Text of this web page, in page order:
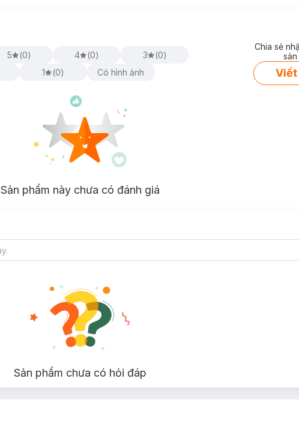
5 (0) 4 (0) 3 (0)
1 (0) Có hình ảnh
Chia sẻ
Viết
Sản phẩm này chưa có đánh giá
Sản phẩm chưa có hỏi đáp